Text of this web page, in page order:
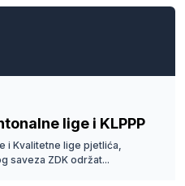
lige i KLPPP
i Kvalitetne lige pjetlića,
saveza ZDK održat...